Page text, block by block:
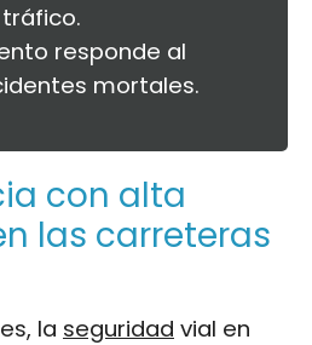
responde al
mortales.
con alta
las carreteras
la seguridad vial en